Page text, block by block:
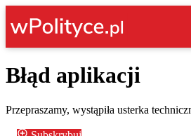
Błąd aplikacji
Przepraszamy, wystąpiła usterka